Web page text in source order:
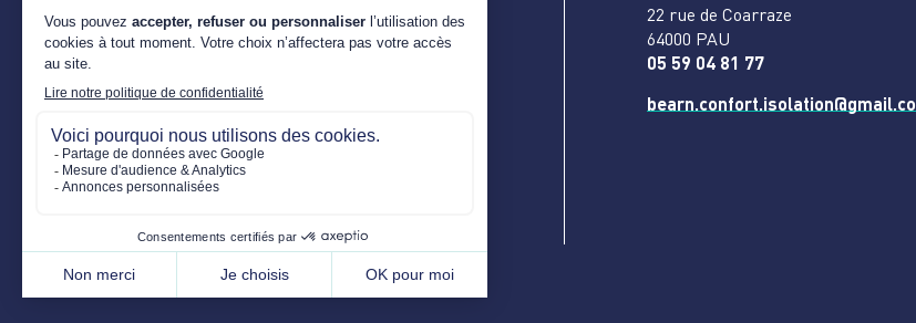
L’Expert Fenêtre est un réseau d’artisans
indépendants, conseillers et poseurs de fenêtres,
stores… présents dans toute la France.
sélectionnons les meilleurs produits afin de vous
proposer la solution la plus adaptée à votre projet
de rénovation. Le tout, en assurant la qualité de
de votre maison.
22 rue de Coarraze
64000 PAU
05 59 04 81 77